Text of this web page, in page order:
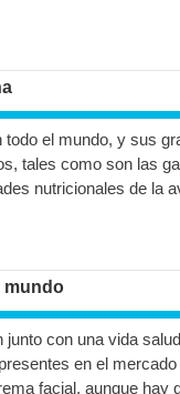
el mundo, y sus
tales como son las
nutricionales de la
mundo
con una vida
en el
facial, aunque hay